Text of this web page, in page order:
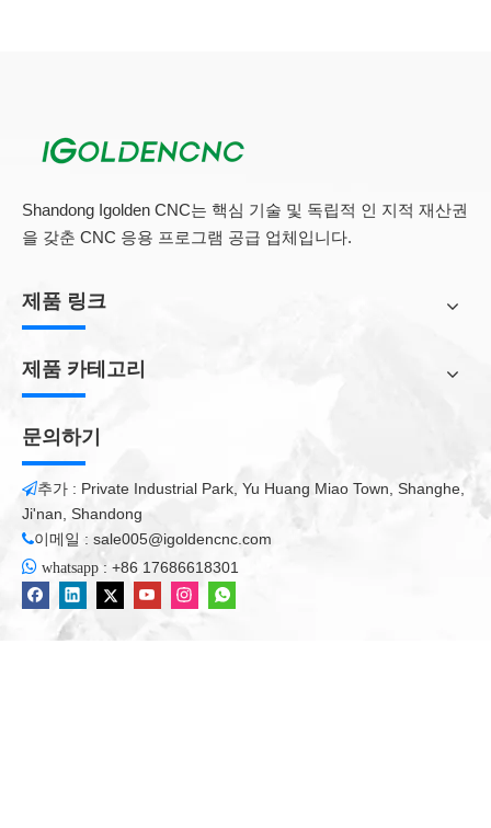
시간에 잘못된 코드 파일을 수정하는 기능이 있습니다.
4, 전체 기계는 일체형 주조 구조, 강한 강성, 변형 없음, 수입 이중
여 수입 커플 링으로 정확성을 향상시킵니다.
긴 수명을 사용합니다.
7, 고속 냉각 주파수 변환 모터, 전력 거리, 강한 절단, 저소음, 고주
파, 긴 수명을 채택하여 장시간, 강력한 적응력, 고정밀 도로 연속
적으로 작동 할 수 있습니다.
CNC 아크릴 커팅 머신
고 있습니다. 처리 중에 기계적 공구를 사용하고 작업 피스에 직접
Shandong Igolden CNC는 핵심 기술 및 독립적 인 지적 재산권
을 갖춘 CNC 응용 프로그램 공급 업체입니다.
제품 링크
제품 카테고리
문의하기
추가 : Private Industrial Park, Yu Huang Miao Town, Shanghe,
Ji'nan, Shandong
이메일 : sale005@igoldencnc.com
 whatsapp : +86 17686618301